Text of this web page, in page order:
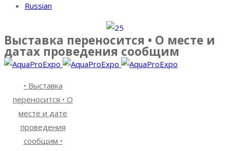
Russian
Выставка переносится • О месте и
датах проведения сообщим
• Выставка
переносится • О
месте и дате
проведения
сообщим •